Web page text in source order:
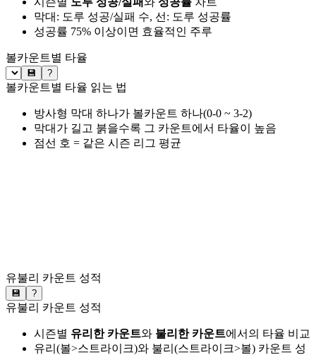
막대: 도루 성공/실패 수, 선: 도루 성공률
성공률 75% 이상이면 효율적인 주루
볼카운트별 타율
💾 ?
볼카운트별 타율 읽는 법
방사형 막대 하나가 볼카운트 하나(0-0 ~ 3-2)
막대가 길고 붉을수록 그 카운트에서 타율이 높음
점선 호 = 같은 시즌 리그 평균
유불리 카운트 성적
💾 ?
유불리 카운트 성적
시즌별 유리한 카운트와 불리한 카운트에서의 타율 비교
유리(볼>스트라이크)와 불리(스트라이크>볼) 카운트 성